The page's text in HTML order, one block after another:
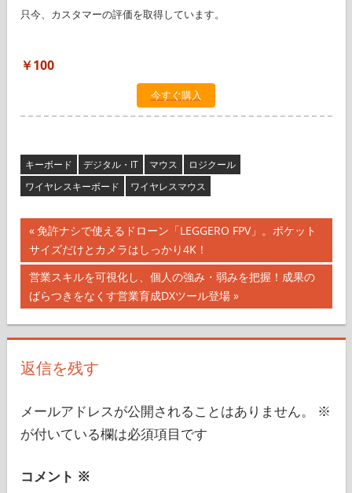
只今、カスタマーの評価を取得しています。
￥100
今すぐ購入
キーボード デジタル・IT マウス
ロジクール
ワイヤレスキーボード
ワイヤレスマウス
投
稿
ナ
ビ
ゲ
ー
シ
ョ
ン
前
の
記
事:
免許ナシで使えるドローン「LEGGERO FPV」。ポケット
サイズだけとカメラはしっかり4K！
次
の
営業スキルを可視化し、個人の強み・弱みを把握！成果の
ばらつきをなくす営業育成DXツール登場
返信を残す
メールアドレスが公開されることはありません。
※
が付いている欄は必須項目です
コメント ※